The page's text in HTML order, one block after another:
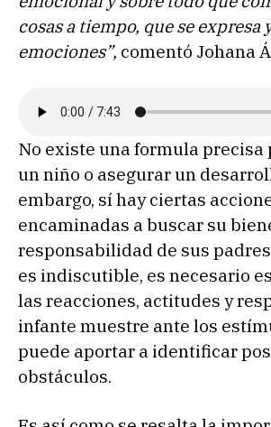
cosas a tiempo, que se expresa
emociones”, comentó Johana
No existe una formula precisa
un niño o asegurar un
embargo, sí hay ciertas
encaminadas a buscar su
responsabilidad de sus
es indiscutible, es necesario
las reacciones, actitudes y
infante muestre ante los
puede aportar a identificar
obstáculos.